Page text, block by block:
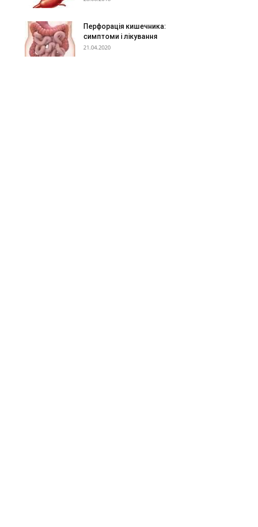
Перфорація кишечника:
симптоми і лікування
21.04.2020